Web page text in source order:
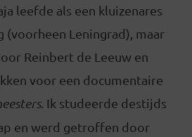
leefde als een kluizenares
(voorheen Leningrad), maar
Reinbert de Leeuw en
voor een documentaire
. Ik studeerde destijds
en werd getroffen door